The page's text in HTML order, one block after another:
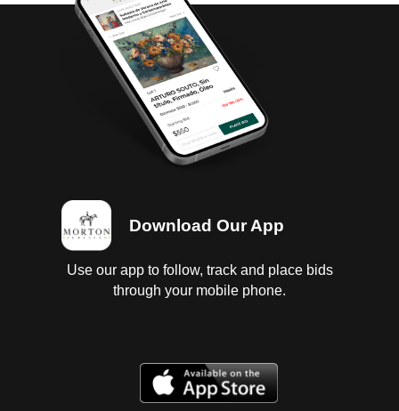
Download Our App
Use our app to follow, track and place bids
through your mobile phone.